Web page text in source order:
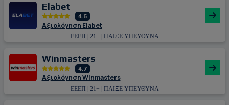
Εlabet
4.6
Αξιολόγηση Εlabet
ΕΕΕΠ | 21+ | ΠΑΙΞΕ ΥΠΕΥΘΥΝΑ
Winmasters
4.7
Αξιολόγηση Winmasters
ΕΕΕΠ | 21+ | ΠΑΙΞΕ ΥΠΕΥΘΥΝΑ